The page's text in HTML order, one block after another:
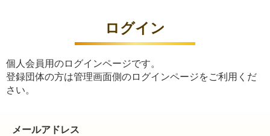
ログイン
個人会員用のログインページです。
登録団体の方は管理画面側のログインページをご利用くだ
さい。
メールアドレス